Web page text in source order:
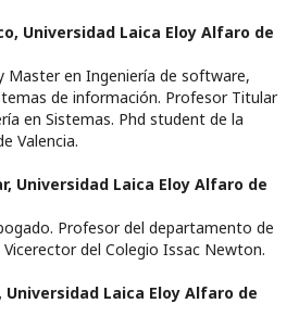
Universidad Laica Eloy Alfaro de
Master en Ingeniería de software,
de información. Profesor Titular
en Sistemas. Phd student de la
Valencia.
Universidad Laica Eloy Alfaro de
Profesor del departamento de
Vicerector del Colegio Issac Newton.
Universidad Laica Eloy Alfaro de